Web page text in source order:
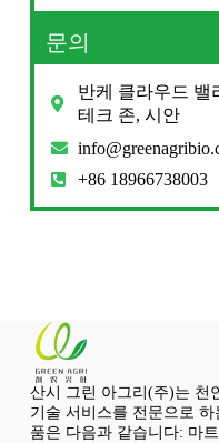
문의
반케 클라우드 밸
테크 존, 시안
+86 18966738003
산시 그린 아그리(주)는 천
기술 서비스를 전문으로
품은 다음과 같습니다: 마